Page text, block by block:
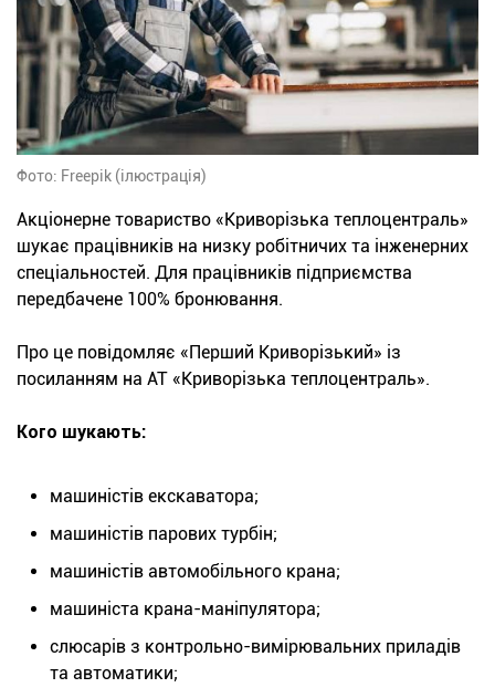
Фото: Freepik (ілюстрація)
Акціонерне товариство «Криворізька теплоцентраль»
шукає працівників на низку робітничих та інженерних
спеціальностей. Для працівників підприємства
передбачене 100% бронювання.
Про це повідомляє «Перший Криворізький» із
посиланням на АТ «Криворізька теплоцентраль».
Кого шукають:
машиністів екскаватора;
машиністів парових турбін;
машиністів автомобільного крана;
машиніста крана-маніпулятора;
слюсарів з контрольно-вимірювальних приладів
та автоматики;